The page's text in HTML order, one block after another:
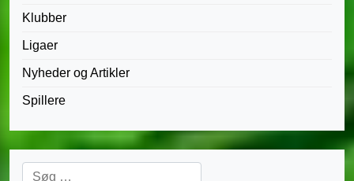
Klubber
Ligaer
Nyheder og Artikler
Spillere
Søg